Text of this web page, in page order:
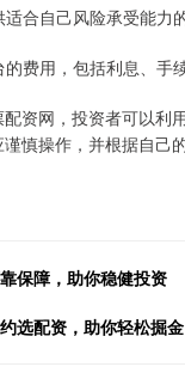
合自己风险承受能力
费用，包括利息、手
资网，投资者可以利
慎操作，并根据自己
保障，助你稳健投资
选配资，助你轻松掘金